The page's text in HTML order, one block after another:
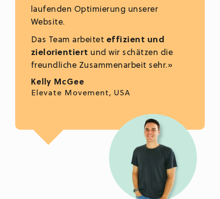
laufenden Optimierung unserer
Website.
Das Team arbeitet effizient und
zielorientiert und wir schätzen die
freundliche Zusammenarbeit sehr.»
Kelly McGee
Elevate Movement, USA